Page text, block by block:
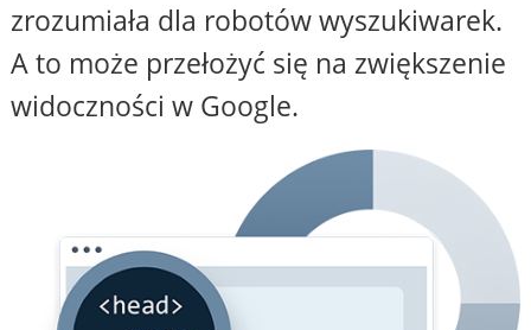
zrozumiała dla robotów wyszukiwarek.
A to może przełożyć się na zwiększenie
widoczności w Google.